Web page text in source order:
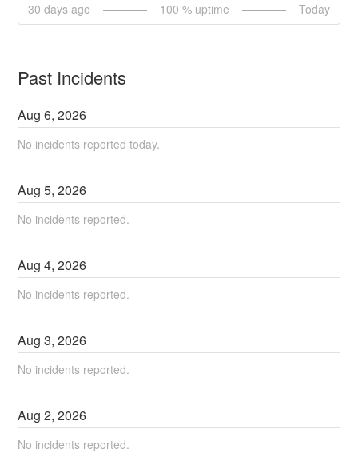
30 days ago 100 % uptime Today
Past Incidents
Aug6,2026
No incidents reported today.
Aug5,2026
No incidents reported.
Aug4,2026
No incidents reported.
Aug3,2026
No incidents reported.
Aug2,2026
No incidents reported.